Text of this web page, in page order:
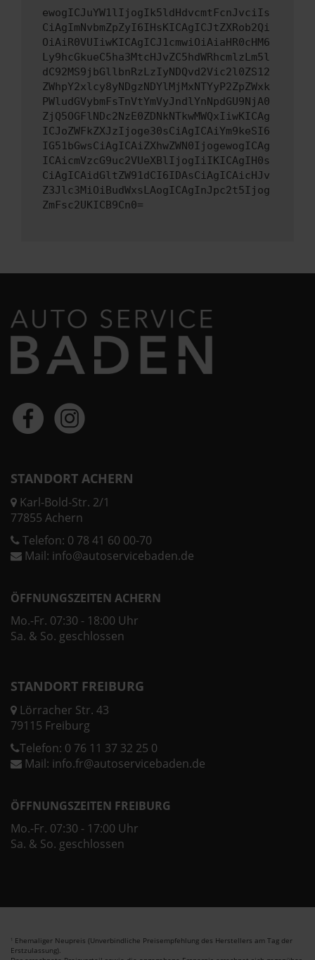
ewogICJuYW1lIjogIk5ldHdvcmtFcnJvciIs
CiAgImNvbmZpZyI6IHsKICAgICJtZXRob2Qi
OiAiR0VUIiwKICAgICJ1cmwiOiAiaHR0cHM6
Ly9hcGkueC5ha3MtcHJvZC5hdWRhcmlzLm5l
dC92MS9jbGllbnRzLzIyNDQvd2Vic2l0ZS12
ZWhpY2xlcy8yNDgzNDYlMjMxNTYyP2ZpZWxk
PWludGVybmFsTnVtYmVyJndlYnNpdGU9NjA0
ZjQ5OGFlNDc2NzE0ZDNkNTkwMWQxIiwKICAg
ICJoZWFkZXJzIjoge30sCiAgICAiYm9keSI6
IG51bGwsCiAgICAiZXhwZWN0IjogewogICAg
ICAicmVzcG9uc2VUeXBlIjogIiIKICAgIH0s
CiAgICAidGltZW91dCI6IDAsCiAgICAicHJv
Z3Jlc3MiOiBudWxsLAogICAgInJpc2t5Ijog
ZmFsc2UKICB9Cn0=
STANDORT ACHERN
Karl-Bold-Str. 2/1
77855 Achern
Telefon: 0 78 41 60 00-70
Mail: info@autoservicebaden.de
ÖFFNUNGSZEITEN ACHERN
Mo.-Fr. 07:30 - 18:00 Uhr
Sa. & So. geschlossen
STANDORT FREIBURG
Lörracher Str. 43
79115 Freiburg
Telefon: 0 76 11 37 32 25 0
Mail: info.fr@autoservicebaden.de
ÖFFNUNGSZEITEN FREIBURG
Mo.-Fr. 07:30 - 17:00 Uhr
Sa. & So. geschlossen
1 Ehemaliger Neupreis (Unverbindliche Preisempfehlung des Herstellers am Tag der
Erstzulassung).